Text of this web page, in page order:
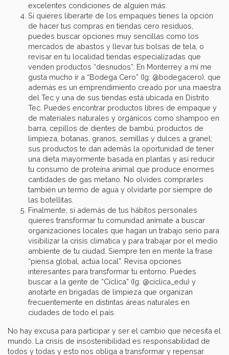
excelentes condiciones de alguien más.
Si quieres liberarte de los empaques tienes la opción
de hacer tus compras en tiendas cero residuos,
puedes buscar opciones muy sencillas como los
mercados de abastos y llevar tus bolsas de tela, o
revisar en tu localidad tiendas especializadas que
venden productos “desnudos”. En Monterrey a mí me
gusta mucho ir a “Bodega Cero” (Ig: @bodegacero), que
además es un emprendimiento creado por una maestra
del Tec y una de sus tiendas está ubicada en Distrito
Tec. Puedes encontrar productos libres de empaque y
de materiales naturales y orgánicos como shampoo en
barra, cepillos de dientes de bambú, productos de
limpieza, botanas, granos, semillas y dulces a granel;
sus productos te dan además la oportunidad de tener
una dieta mayormente basada en plantas y así reducir
tu consumo de proteína animal que produce enormes
cantidades de gas metano. No olvides comprarles
también un termo de agua y olvidarte por siempre de
las botellitas.
Finalmente, si además de tus hábitos personales
quieres transformar tu comunidad anímate a buscar
organizaciones locales que hagan un trabajo serio para
visibilizar la crisis climática y para trabajar por el medio
ambiente de tu ciudad. Siempre ten en mente la frase
“piensa global, actúa local”. Revisa opciones
interesantes para transformar tu entorno. Puedes
buscar a la gente de “Cíclica” (Ig: @ciclica_edu) y
anotarte en brigadas de limpieza que organizan
frecuentemente en distintas áreas naturales en
ciudades de todo el país.
No hay excusa para participar y ser el cambio que necesita el
mundo. La crisis de insostenibilidad es responsabilidad de
todos y todas y esto nos obliga a transformar y repensar